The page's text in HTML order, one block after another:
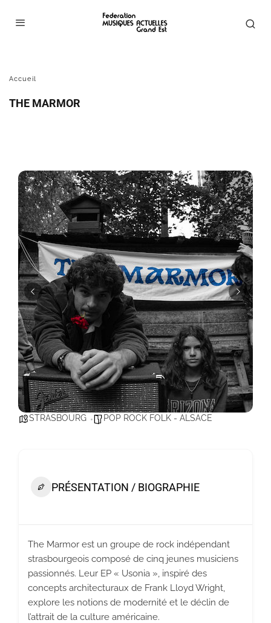
Accueil
THE MARMOR
STRASBOURG POP ROCK FOLK - ALSACE
PRÉSENTATION / BIOGRAPHIE
The Marmor est un groupe de rock indépendant
strasbourgeois composé de cinq jeunes musiciens
passionnés. Leur EP « Usonia », inspiré des
concepts architecturaux de Frank Lloyd Wright,
explore les notions de modernité et le déclin de
l’attrait de la culture américaine.